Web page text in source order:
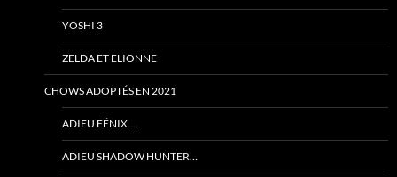
YOSHI 3
ZELDA ET ELIONNE
CHOWS ADOPTÉS EN 2021
ADIEU FÉNIX….
ADIEU SHADOW HUNTER…